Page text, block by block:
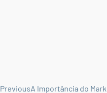
PreviousA Importância do